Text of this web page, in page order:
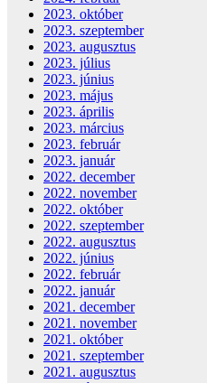
2023. október
2023. szeptember
2023. augusztus
2023. július
2023. június
2023. május
2023. április
2023. március
2023. február
2023. január
2022. december
2022. november
2022. október
2022. szeptember
2022. augusztus
2022. június
2022. február
2022. január
2021. december
2021. november
2021. október
2021. szeptember
2021. augusztus